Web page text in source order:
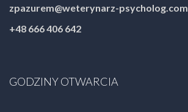
zpazurem@weterynarz-psycholog.com
+48 666 406 642
GODZINY OTWARCIA